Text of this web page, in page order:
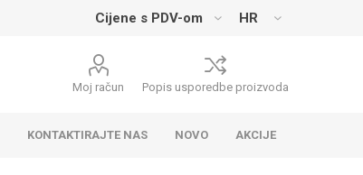
Moj račun Popis usporedbe proizvoda
KONTAKTIRAJTE NAS NOVO AKCIJE